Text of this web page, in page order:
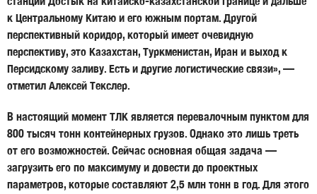
к Центральному Китаю и его южным портам. Другой
перспективный коридор, который имеет очевидную
перспективу, это Казахстан, Туркменистан, Иран и выход к
Персидскому заливу. Есть и другие логистические связи», —
отметил Алексей Текслер.
В настоящий момент ТЛК является перевалочным пунктом для
800 тысяч тонн контейнерных грузов. Однако это лишь треть
от его возможностей. Сейчас основная общая задача —
загрузить его по максимуму и довести до проектных
параметров, которые составляют 2,5 млн тонн в год. Для этого